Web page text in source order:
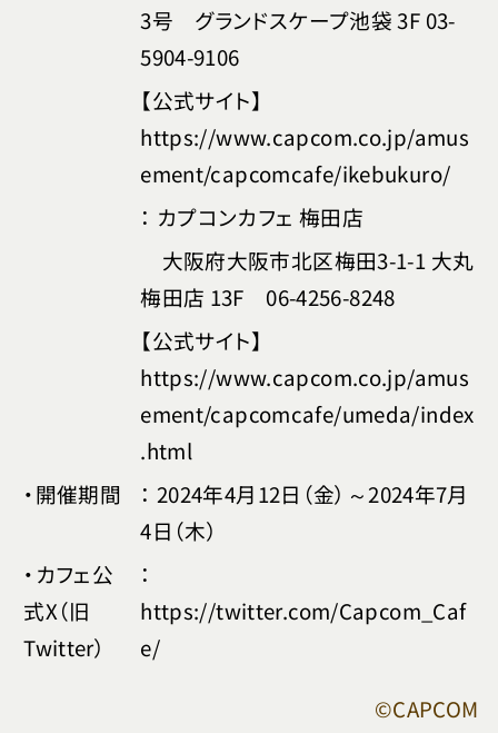
3号 グランドスケープ池袋 3F 03-
5904-9106
【公式サイト】
https://www.capcom.co.jp/amus
ement/capcomcafe/ikebukuro/
： カプコンカフェ 梅田店
大阪府大阪市北区梅田3-1-1 大丸
梅田店 13F 06-4256-8248
【公式サイト】
https://www.capcom.co.jp/amus
ement/capcomcafe/umeda/index
.html
・開催期間
： 2024年4月12日（金）～2024年7月
4日（木）
・カフェ公
式X（旧
Twitter）
：
https://twitter.com/Capcom_Caf
e/
©CAPCOM